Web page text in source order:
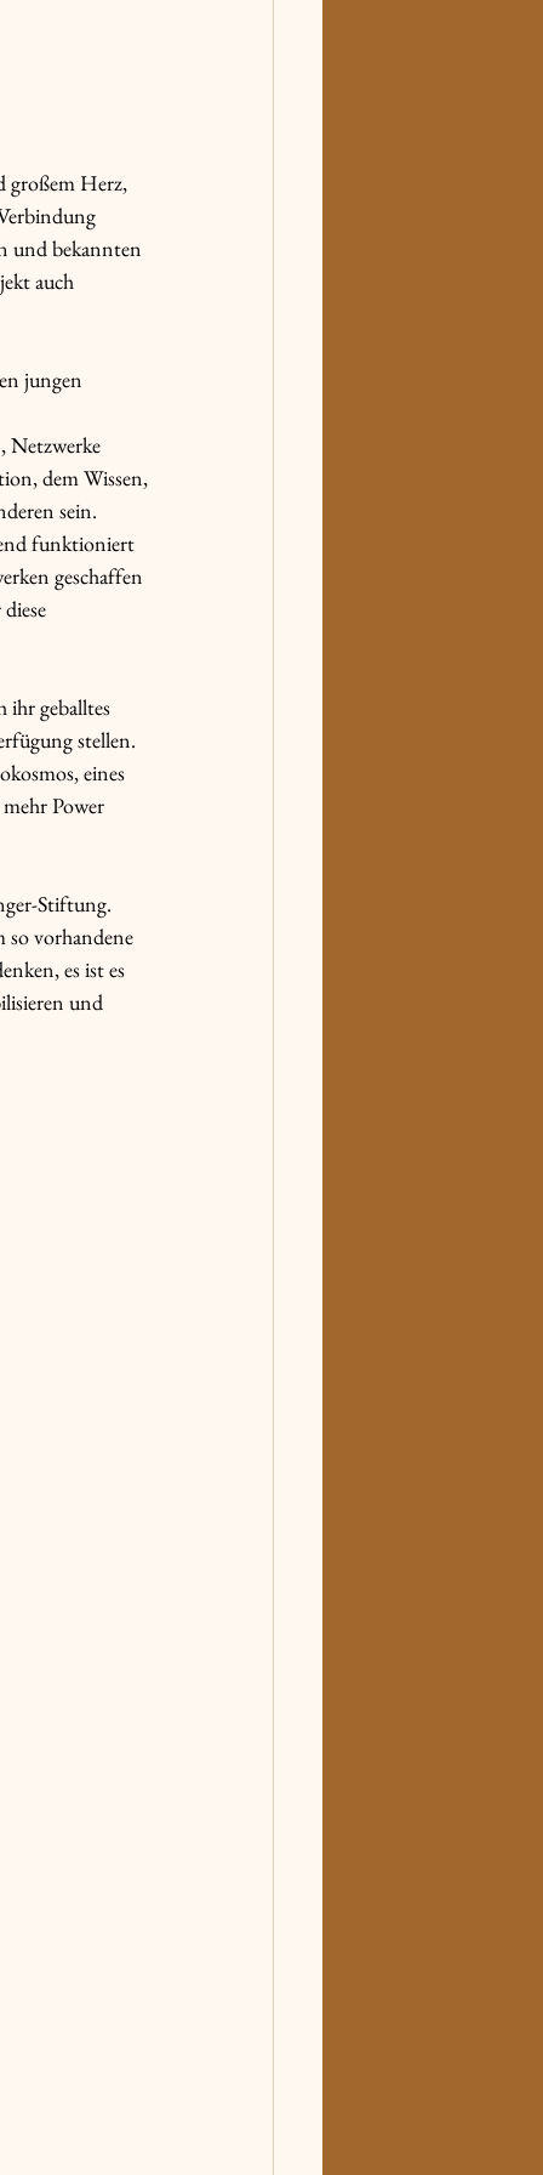
großem Herz,
und bekannten
auch
jungen
Netzwerke
dem Wissen,
sein.
funktioniert
geschaffen
ihr geballtes
stellen.
eines
Power
Stiftung.
vorhandene
es ist es
und